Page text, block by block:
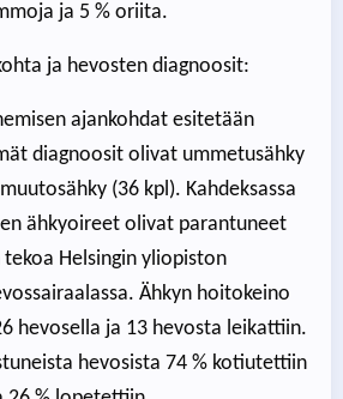
ja 5 % oriita.
ja hevosten diagnoosit:
ajankohdat esitetään
diagnoosit olivat ummetusähky
(36 kpl). Kahdeksassa
ähkyoireet olivat parantuneet
Helsingin yliopiston
Ähkyn hoitokeino
hevosella ja 13 hevosta leikattiin.
hevosista 74 % kotiutettiin